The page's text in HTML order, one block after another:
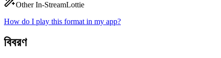
Other In-StreamLottie
How do I play this format in my app?
বিবরণ